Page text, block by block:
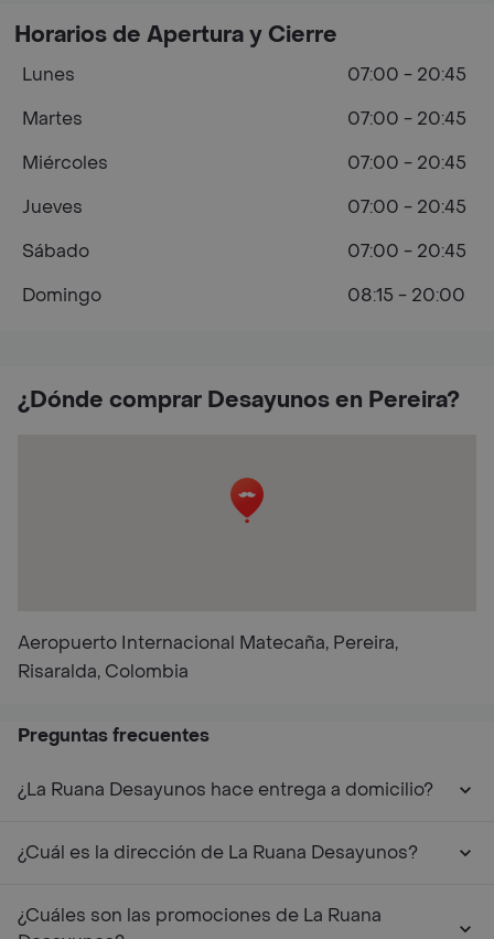
¿Dónde comprar Desayunos en Pereira?
Aeropuerto Internacional Matecaña, Pereira,
Risaralda, Colombia
Horarios de Apertura y Cierre
Lunes
07:00 - 20:45
Martes
07:00 - 20:45
Miércoles
07:00 - 20:45
Jueves
07:00 - 20:45
Sábado
07:00 - 20:45
Domingo
08:15 - 20:00
Preguntas frecuentes
¿La Ruana Desayunos hace entrega a domicilio?
¿Cuál es la dirección de La Ruana Desayunos?
¿Cuáles son las promociones de La Ruana